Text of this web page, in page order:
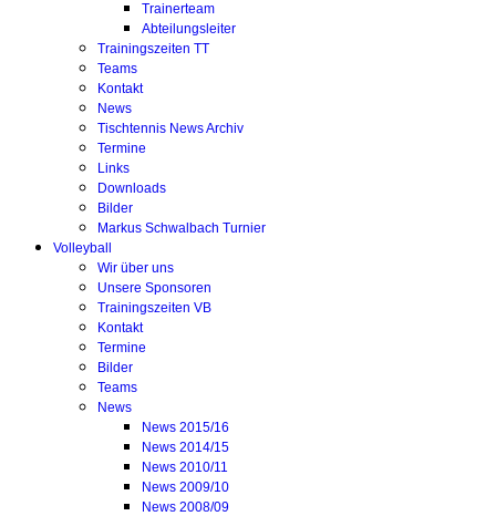
Trainerteam
Abteilungsleiter
Trainingszeiten TT
Teams
Kontakt
News
Tischtennis News Archiv
Termine
Links
Downloads
Bilder
Markus Schwalbach Turnier
Volleyball
Wir über uns
Unsere Sponsoren
Trainingszeiten VB
Kontakt
Termine
Bilder
Teams
News
News 2015/16
News 2014/15
News 2010/11
News 2009/10
News 2008/09